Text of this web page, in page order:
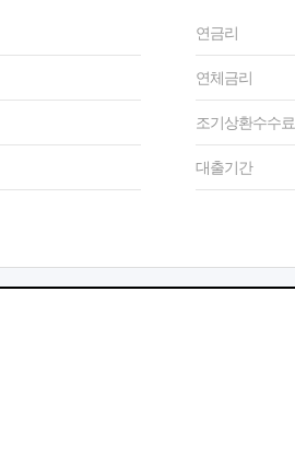
연금리
연체금리
조기상환수수료
대출기간